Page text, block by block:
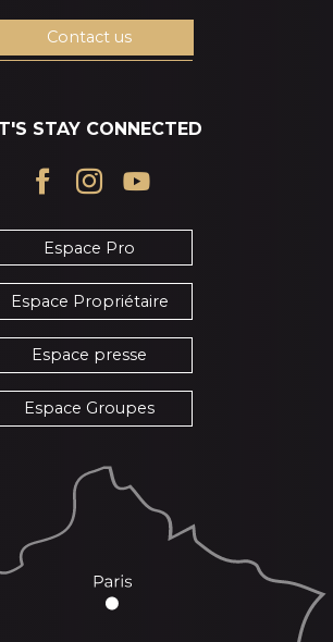
Contact us
STAY CONNECTED
Espace Pro
Espace Propriétaire
Espace presse
Espace Groupes